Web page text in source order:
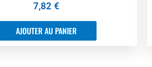
7,82€
AJOUTER AU PANIER